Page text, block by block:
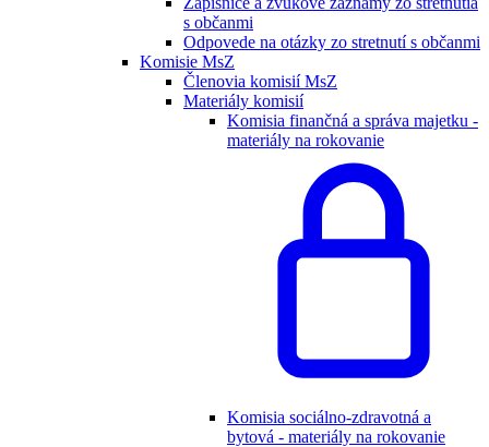
s občanmi
Odpovede na otázky zo stretnutí s občanmi
Komisie MsZ
Členovia komisií MsZ
Materiály komisií
Komisia finančná a správa majetku -
materiály na rokovanie
Komisia sociálno-zdravotná a
bytová - materiály na rokovanie